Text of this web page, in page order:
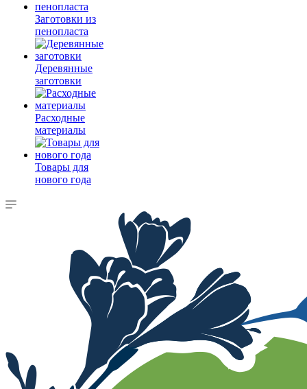
Заготовки из
пенопласта
Деревянные
заготовки
Расходные
материалы
Товары для
нового года